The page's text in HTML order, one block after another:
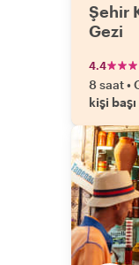
Şehir
Gezi
4.4
8 saat•
kişi